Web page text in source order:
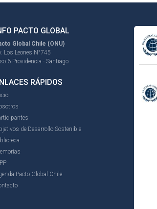
PACTO GLOBAL
Global Chile (ONU)
Los Leones N°745
6 Providencia - Santiago
RÁPIDOS
de Desarrollo Sostenible
Pacto Global Chile